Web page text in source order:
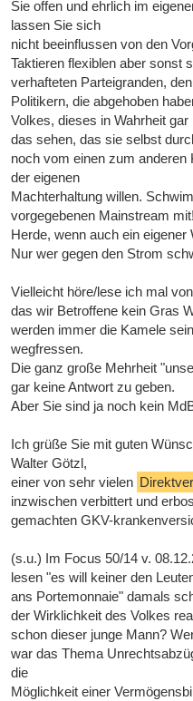
Sie offen und ehrlich im
lassen Sie sich
nicht beeinflussen von den
Taktieren flexiblen aber sonst
verhafteten Parteigranden,
Politikern, die abgehoben
Volkes, dieses in Wahrheit
das sehen, das sie selbst
noch vom einen zum
der eigenen
Machterhaltung willen.
vorgegebenen Mainstream
Herde, wenn auch ein
Nur wer gegen den Strom
Vielleicht höre/lese ich mal
das wir Betroffene kein Gras
werden immer die Kamele
wegfressen.
Die ganz große Mehrheit
gar keine Antwort zu geben.
Aber Sie sind ja noch kein
Ich grüße Sie mit guten
Walter Götzl,
einer von sehr vielen
inzwischen verbittert und
gemachten GKV-
(s.u.) Im Focus 50/14 v.
lesen "es will keiner den
ans Portemonnaie" damals
der Wirklichkeit des Volkes
schon dieser junge Mann?
war das Thema
die
Möglichkeit einer